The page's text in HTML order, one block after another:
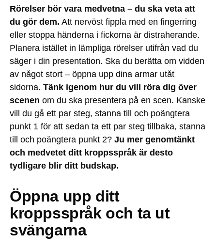
Rörelser bör vara medvetna – du ska veta att
du gör dem. Att nervöst fippla med en fingerring
eller stoppa händerna i fickorna är distraherande.
Planera istället in lämpliga rörelser utifrån vad du
säger i din presentation. Ska du berätta om vidden
av något stort – öppna upp dina armar utåt
sidorna. Tänk igenom hur du vill röra dig över
scenen om du ska presentera på en scen. Kanske
vill du gå ett par steg, stanna till och poängtera
punkt 1 för att sedan ta ett par steg tillbaka, stanna
till och poängtera punkt 2? Ju mer genomtänkt
och medvetet ditt kroppsspråk är desto
tydligare blir ditt budskap.
Öppna upp ditt
kroppsspråk och ta ut
svängarna